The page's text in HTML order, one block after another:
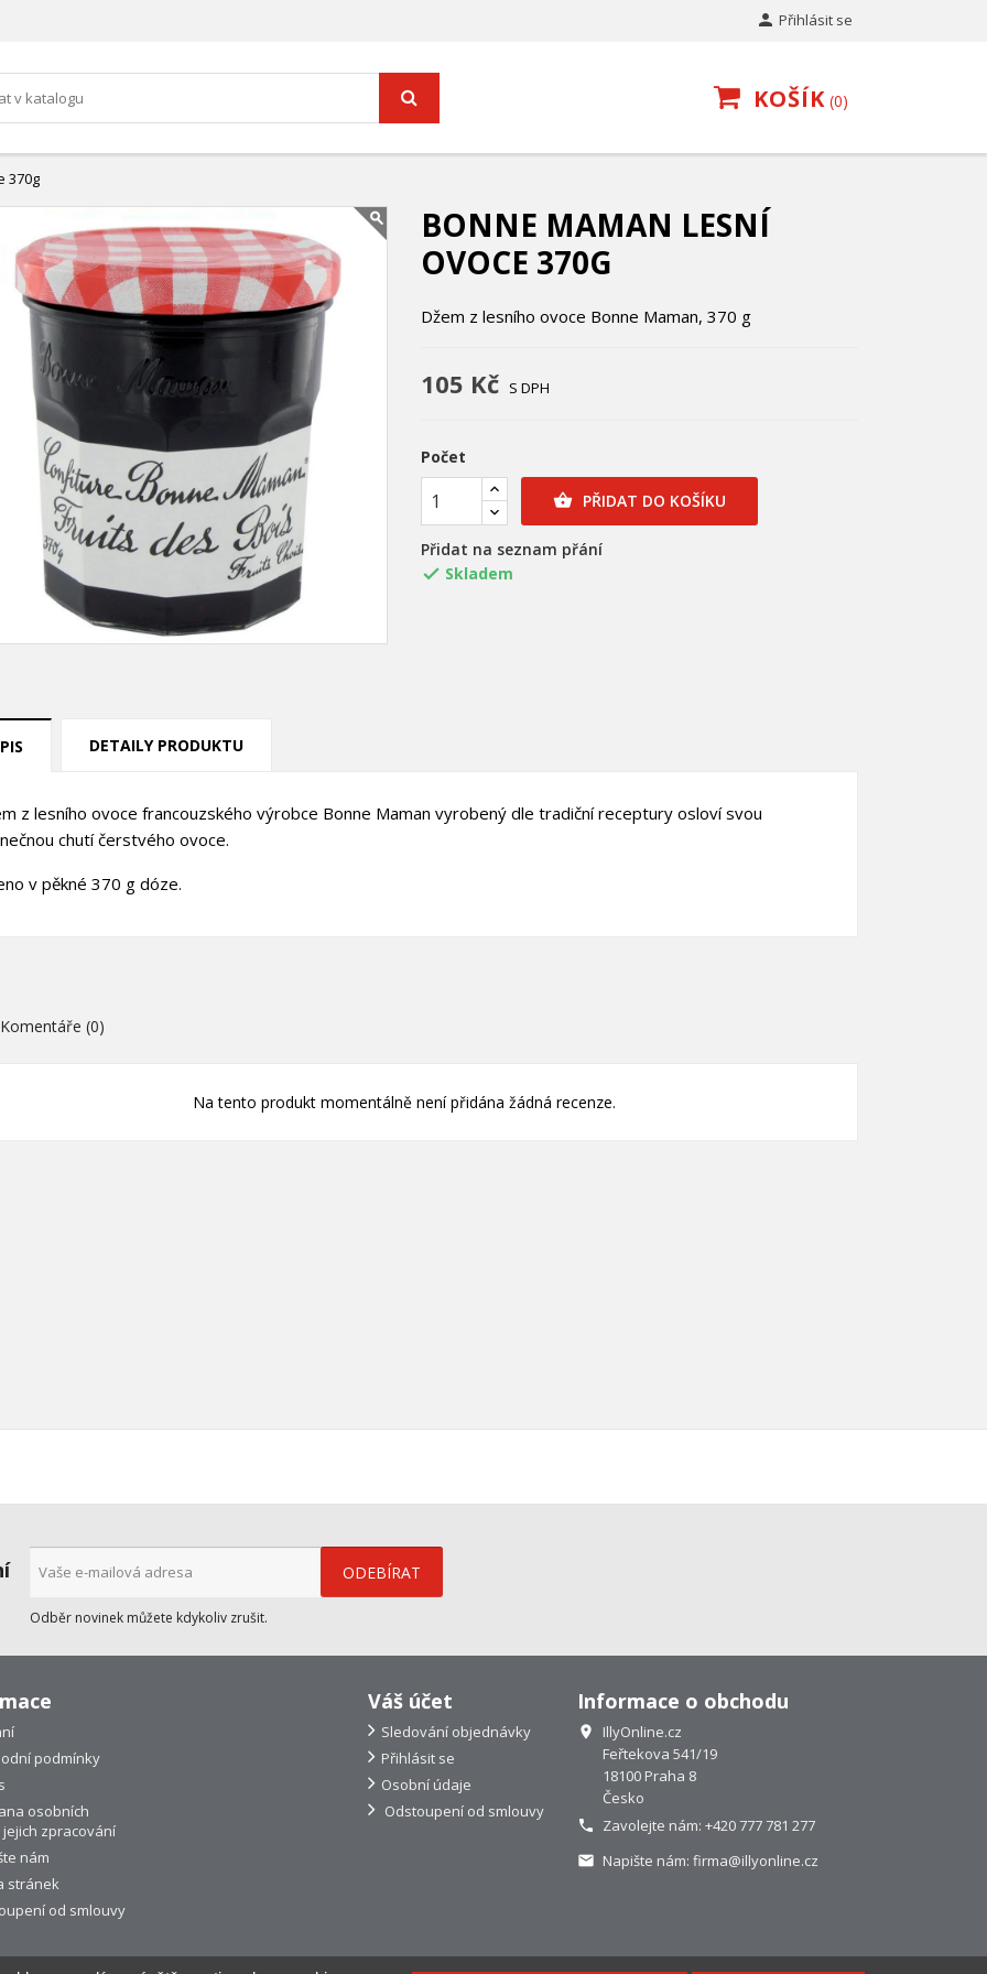
 Přihlásit se
KOŠÍK 0
370g
BONNE MAMAN LESNÍ
OVOCE 370G
Džem z lesního ovoce Bonne Maman, 370 g
105 Kč S DPH
Počet
 PŘIDAT DO KOŠÍKU
Přidat na seznam přání
 Skladem
DETAILY PRODUKTU
z lesního ovoce francouzského výrobce Bonne Maman vyrobený dle tradiční receptury osloví svou
chutí čerstvého ovoce.
v pěkné 370 g dóze.
(0)
Na tento produkt momentálně není přidána žádná recenze.
Odběr novinek můžete kdykoliv zrušit.
podmínky
osobních
zpracování
nám
stránek
od smlouvy
Váš účet
Sledování objednávky
Přihlásit se
Osobní údaje
Odstoupení od smlouvy
Informace o obchodu

IllyOnline.cz
Feřtekova 541/19
18100 Praha 8
Česko
 Zavolejte nám: +420 777 781 277
 Napište nám: firma@illyonline.cz